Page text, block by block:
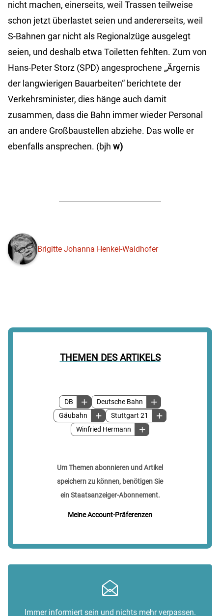
THEMEN DES ARTIKELS
DB
Deutsche Bahn
Gäubahn
Stuttgart 21
Winfried Hermann
Um Themen abonnieren und Artikel
speichern zu können, benötigen Sie
ein Staatsanzeiger-Abonnement.
Meine Account-Präferenzen
nicht machen, einerseits, weil Trassen teilweise
schon jetzt überlastet seien und andererseits, weil
S-Bahnen gar nicht als Regionalzüge ausgelegt
seien, und deshalb etwa Toiletten fehlten. Zum von
Hans-Peter Storz (SPD) angesprochene „Ärgernis
der langwierigen Bauarbeiten“ berichtete der
Verkehrsminister, dies hänge auch damit
zusammen, dass die Bahn immer wieder Personal
an andere Großbaustellen abziehe. Das wolle er
ebenfalls ansprechen. (bjh w)
Brigitte Johanna Henkel-Waidhofer
Immer informiert sein und nichts mehr verpassen.